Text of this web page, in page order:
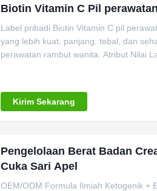
Biotin Vitamin C Pil
Label pribadi Biotin Vitamin C pil
yang lebih kuat, panjang, tebal, dan
perawatan rambut wanita. Atribut Nilai
Kirim Sekarang
Pengelolaan Berat Badan
Cuka Sari Apel
OEM/ODM Formula Ilmiah Ketogenik +